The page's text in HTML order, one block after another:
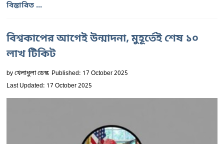
বিস্তারিত ...
বিশ্বকাপের আগেই উন্মাদনা, মুহূর্তেই শেষ ১০
লাখ টিকিট
byখেলাধুলা ডেস্ক Published: 17 October 2025
Last Updated: 17 October 2025